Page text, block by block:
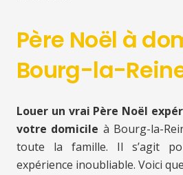
Père Noël à
Bourg-la-
Louer un vrai Père Noël
votre domicile à Bourg-la-
toute la famille. Il s’agit
expérience inoubliable. Voici